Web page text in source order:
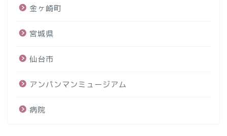
金ヶ崎町
宮城県
仙台市
アンパンマンミュージアム
病院